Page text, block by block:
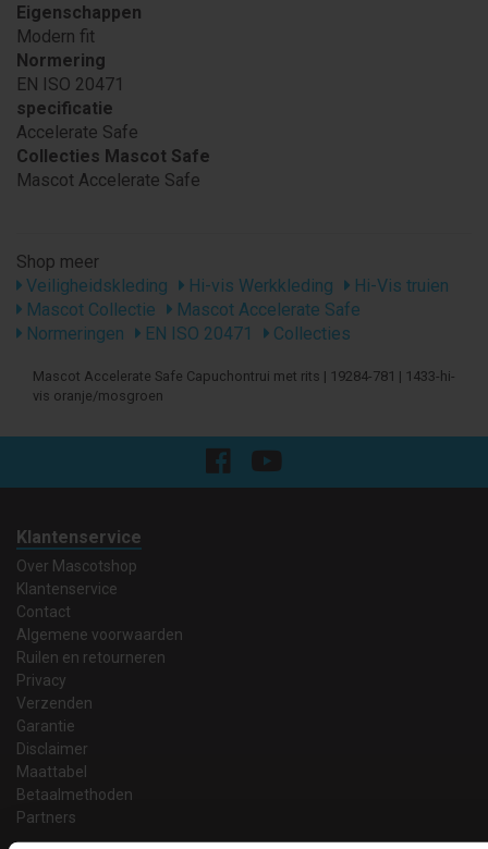
Eigenschappen
Modern fit
Normering
EN ISO 20471
specificatie
Accelerate Safe
Collecties Mascot Safe
Mascot Accelerate Safe
Shop meer
Veiligheidskleding
Hi-vis Werkkleding
Hi-Vis truien
Mascot Collectie
Mascot Accelerate Safe
Normeringen
EN ISO 20471 Collecties
Mascot Accelerate Safe Capuchontrui met rits | 19284-781 | 1433-hi-
vis oranje/mosgroen
Klantenservice
Over Mascotshop
Klantenservice
Contact
Algemene voorwaarden
Ruilen en retourneren
Privacy
Verzenden
Garantie
Disclaimer
Maattabel
Betaalmethoden
Partners